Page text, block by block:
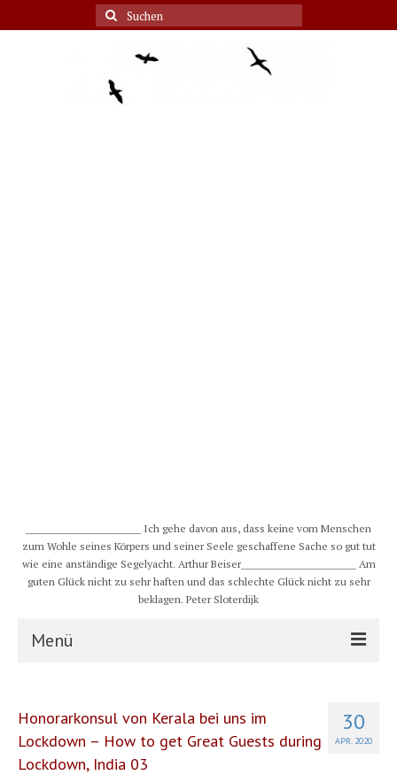
Suche
nach:
__________________________ Ich gehe davon aus, dass keine vom Menschen
zum Wohle seines Körpers und seiner Seele geschaffene Sache so gut tut
wie eine anständige Segelyacht. Arthur Beiser__________________________ Am
guten Glück nicht zu sehr haften und das schlechte Glück nicht zu sehr
beklagen. Peter Sloterdijk
Menü
Schiff
Crew
30
APR. 2020
Honorarkonsul von Kerala bei uns im
Lockdown – How to get Great Guests during
Lockdown, India 03